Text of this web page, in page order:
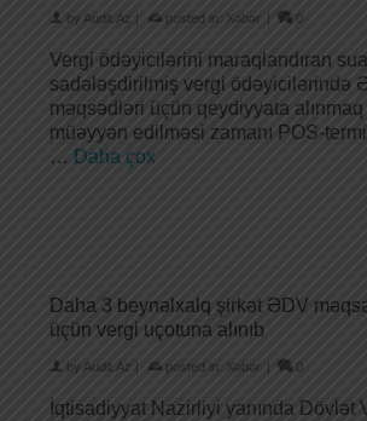
by Audit.Az | posted in: Xəbər | 0
Vergi ödəyicilərini maraqlandıran
sadələşdirilmiş vergi ödəyicilərində
məqsədləri üçün qeydiyyata
müəyyən edilməsi zamanı POS-
… Daha çox
Daha 3 beynəlxalq şirkət ƏDV
üçün vergi uçotuna alınıb
by Audit.Az | posted in: Xəbər | 0
İqtisadiyyat Nazirliyi yanında Dövlət